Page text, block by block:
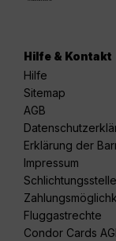
Hilfe & Kontakt
Hilfe
Sitemap
AGB
Erklärung der
Impressum
Schlichtungsstelle
Fluggastrechte
Condor Cards